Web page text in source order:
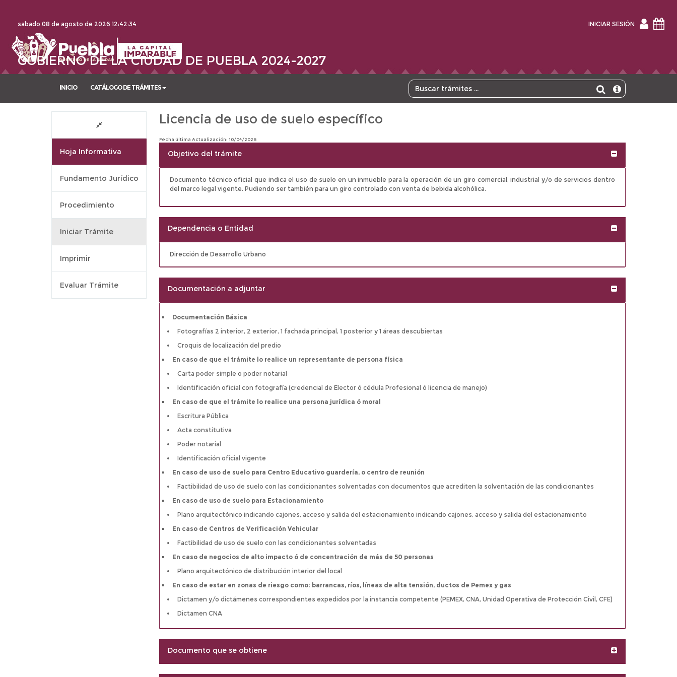
sabado 08 de agosto de 2026 12:42:35 INICIAR SESIÓN
INICIAR
SESIÓN
GOBIERNO DE LA CIUDAD DE PUEBLA 2024-2027
INICIO CATÁLOGO DE TRÁMITES
Hoja Informativa
Fundamento Jurídico
Procedimiento
Iniciar Trámite
Imprimir
Evaluar Trámite
Licencia de uso de suelo específico
Fecha última Actualización: 10/04/2026
Objetivo del trámite Expandir/
Documento técnico oficial que indica el uso de suelo en un inmueble para la operación de un giro comercial, industrial y/o de servicios dentro
del marco legal vigente. Pudiendo ser también para un giro controlado con venta de bebida alcohólica.
Dependencia o Entidad Expandir/
Dirección de Desarrollo Urbano
Documentación a adjuntar Expandir/
Documentación Básica
Fotografías 2 interior, 2 exterior, 1 fachada principal, 1 posterior y 1 áreas descubiertas
Croquis de localización del predio
En caso de que el trámite lo realice un representante de persona física
Carta poder simple o poder notarial
Identificación oficial con fotografía (credencial de Elector ó cédula Profesional ó licencia de manejo)
En caso de que el trámite lo realice una persona jurídica ó moral
Escritura Pública
Acta constitutiva
Poder notarial
Identificación oficial vigente
En caso de uso de suelo para Centro Educativo guardería, o centro de reunión
Factibilidad de uso de suelo con las condicionantes solventadas con documentos que acrediten la solventación de las condicionantes
En caso de uso de suelo para Estacionamiento
Plano arquitectónico indicando cajones, acceso y salida del estacionamiento indicando cajones, acceso y salida del estacionamiento
En caso de Centros de Verificación Vehicular
Factibilidad de uso de suelo con las condicionantes solventadas
En caso de negocios de alto impacto ó de concentración de más de 50 personas
Plano arquitectónico de distribución interior del local
En caso de estar en zonas de riesgo como: barrancas, ríos, líneas de alta tensión, ductos de Pemex y gas
Dictamen y/o dictámenes correspondientes expedidos por la instancia competente (PEMEX, CNA, Unidad Operativa de Protección Civil, CFE)
Dictamen CNA
Documento que se obtiene Expandir/